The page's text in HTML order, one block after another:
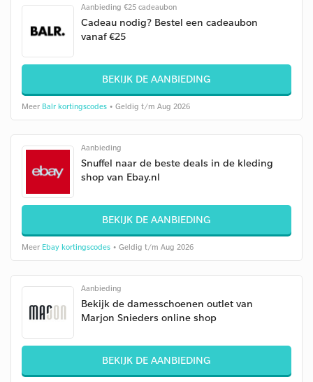
Aanbieding €25 cadeaubon
Cadeau nodig? Bestel een cadeaubon
vanaf €25
BEKIJK DE AANBIEDING
Meer Balr kortingscodes • Geldig t/m Aug 2026
Aanbieding
Snuffel naar de beste deals in de kleding
shop van Ebay.nl
BEKIJK DE AANBIEDING
Meer Ebay kortingscodes • Geldig t/m Aug 2026
Aanbieding
Bekijk de damesschoenen outlet van
Marjon Snieders online shop
BEKIJK DE AANBIEDING